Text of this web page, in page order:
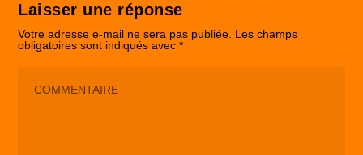
Laisser une réponse
Votre adresse e-mail ne sera pas publiée. Les champs
obligatoires sont indiqués avec*